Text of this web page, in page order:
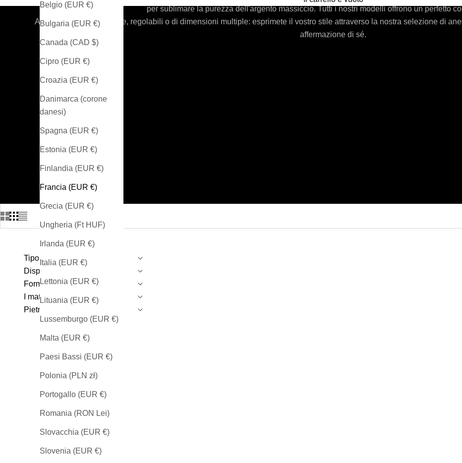
Belgio (EUR €)
Bulgaria (EUR €)
Canada (CAD $)
Cipro (EUR €)
Croazia (EUR €)
Danimarca (corone
danesi)
Spagna (EUR €)
Estonia (EUR €)
Finlandia (EUR €)
Francia (EUR €)
Grecia (EUR €)
Ungheria (Ft HUF)
Irlanda (EUR €)
Italia (EUR €)
Lettonia (EUR €)
Lituania (EUR €)
Lussemburgo (EUR €)
Malta (EUR €)
Paesi Bassi (EUR €)
Polonia (PLN zł)
Portogallo (EUR €)
Romania (RON Lei)
Slovacchia (EUR €)
Slovenia (EUR €)
per sublimare la purezza dell'argento massiccio. Tutti i nostri modelli offrono un perfetto
Anelli dal design originale, regolabili o di dimensioni multiple: esprimete il vostro stile attraverso la nostra selezione di
affermazione di sé.
Tipo di prodotto
Disponibilità
Forme
I materiali
Pietre